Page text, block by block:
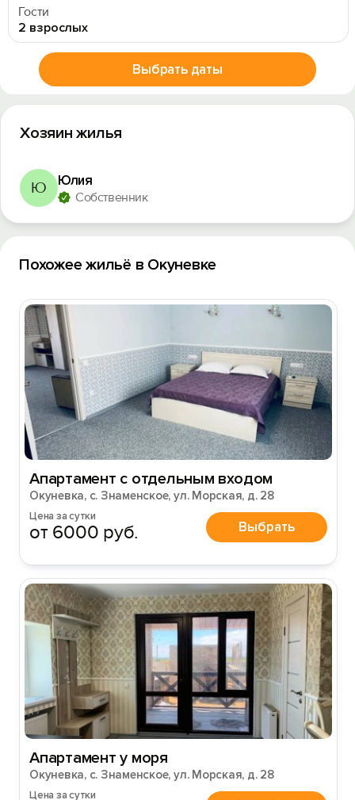
Гости
2 взрослых
Выбрать даты
Хозяин жилья
Ю Юлия
Собственник
Похожее жильё в Окуневке
Апартамент с отдельным входом
Окуневка, с. Знаменское, ул. Морская, д. 28
Цена за сутки
от 6000 руб. Выбрать
Апартамент у моря
Окуневка, с. Знаменское, ул. Морская, д. 28
Цена за сутки
Войти
Войти с помощью